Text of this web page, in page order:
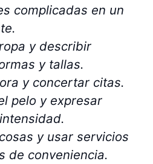
complicadas en un
y describir
y tallas.
y concertar citas.
pelo y expresar
y usar servicios
de conveniencia.